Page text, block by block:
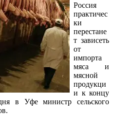
Россия
практичес
ки
перестане
т зависеть
от
импорта
мяса и
мясной
продукци
и к концу
в Уфе министр сельского